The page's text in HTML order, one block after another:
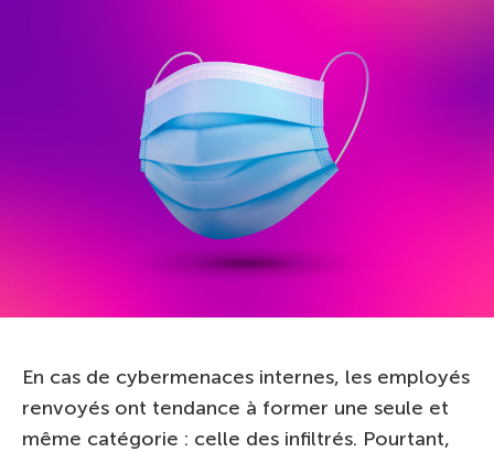
En cas de cybermenaces internes, les employés
renvoyés ont tendance à former une seule et
même catégorie : celle des infiltrés. Pourtant,